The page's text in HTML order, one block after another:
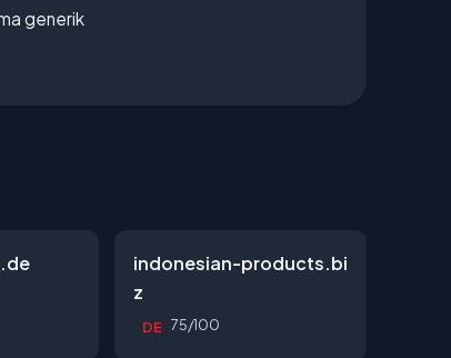
generik
indonesian-products.bi
z
DE 75/100